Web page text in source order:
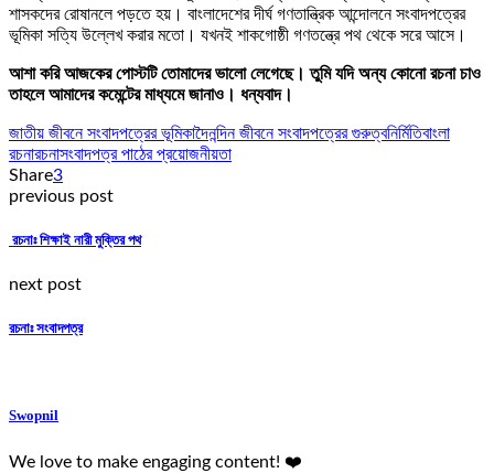
শাসকদের রোষানলে পড়তে হয়। বাংলাদেশের দীর্ঘ গণতান্ত্রিক আন্দোলনে সংবাদপত্রের
ভূমিকা সত্যি উল্লেখ করার মতো। যখনই শাকগোষ্ঠী গণতন্ত্রে পথ থেকে সরে আসে।
আশা করি আজকের পোস্টটি তোমাদের ভালো লেগেছে। তুমি যদি অন্য কোনো রচনা চাও
তাহলে আমাদের কমেন্টের মাধ্যমে জানাও। ধন্যবাদ।
জাতীয় জীবনে সংবাদপত্রের ভূমিকাদৈনন্দিন জীবনে সংবাদপত্রের গুরুত্বনির্মিতিবাংলা
রচনারচনাসংবাদপত্র পাঠের প্রয়োজনীয়তা
Share3
previous post
রচনাঃ শিক্ষাই নারী মুক্তির পথ
next post
রচনাঃ সংবাদপত্র
Swopnil
We love to make engaging content! ❤️